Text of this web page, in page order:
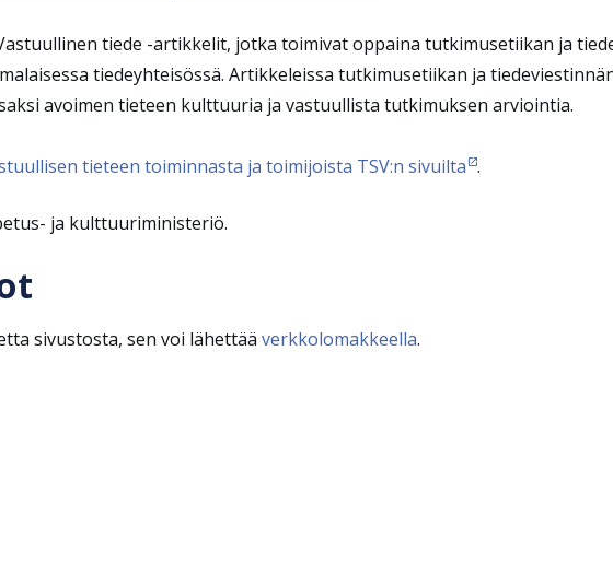
tiede -artikkelit, jotka toimivat oppaina tutkimusetiikan ja
tiedeyhteisössä. Artikkeleissa tutkimusetiikan ja
avoimen tieteen kulttuuria ja vastuullista tutkimuksen arviointia.
tieteen toiminnasta ja toimijoista TSV:n sivuilta .
ja kulttuuriministeriö.
sivustosta, sen voi lähettää verkkolomakkeella.